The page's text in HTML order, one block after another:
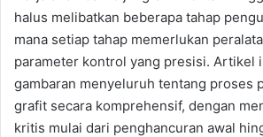
halus melibatkan beberapa tahap
mana setiap tahap memerlukan
parameter kontrol yang presisi. Artikel
gambaran menyeluruh tentang proses
grafit secara komprehensif, dengan
kritis mulai dari penghancuran awal